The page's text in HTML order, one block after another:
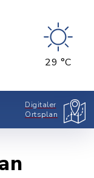
29 °C
Digitaler
Ortsplan